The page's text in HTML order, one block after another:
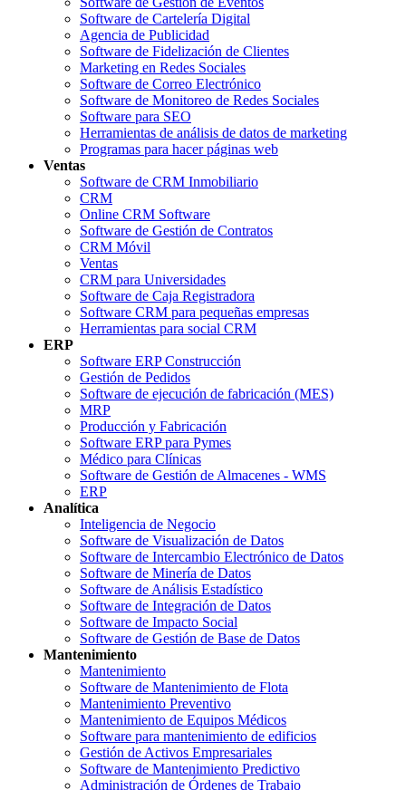
Software de Cartelería Digital
Agencia de Publicidad
Software de Fidelización de Clientes
Marketing en Redes Sociales
Software de Correo Electrónico
Software de Monitoreo de Redes Sociales
Software para SEO
Herramientas de análisis de datos de marketing
Programas para hacer páginas web
Ventas
Software de CRM Inmobiliario
CRM
Online CRM Software
Software de Gestión de Contratos
CRM Móvil
Ventas
CRM para Universidades
Software de Caja Registradora
Software CRM para pequeñas empresas
Herramientas para social CRM
ERP
Software ERP Construcción
Gestión de Pedidos
Software de ejecución de fabricación (MES)
MRP
Producción y Fabricación
Software ERP para Pymes
Médico para Clínicas
Software de Gestión de Almacenes - WMS
ERP
Analítica
Inteligencia de Negocio
Software de Visualización de Datos
Software de Intercambio Electrónico de Datos
Software de Minería de Datos
Software de Análisis Estadístico
Software de Integración de Datos
Software de Impacto Social
Software de Gestión de Base de Datos
Mantenimiento
Mantenimiento
Software de Mantenimiento de Flota
Mantenimiento Preventivo
Mantenimiento de Equipos Médicos
Software para mantenimiento de edificios
Gestión de Activos Empresariales
Software de Mantenimiento Predictivo
Administración de Órdenes de Trabajo